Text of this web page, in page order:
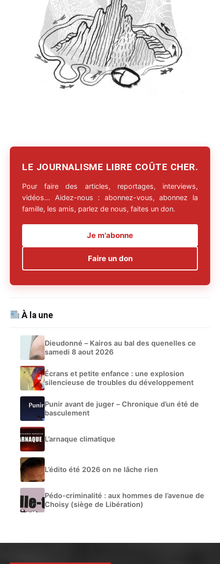
LE JOURNALISME LIBRE COÛTE CHER.
Pour faire des articles, reportages, interviews,
vidéos… Aidez-nous : abonnez-vous, abonnez la
famille, les amis, parlez de nous, faites un don.
Je m'abonne
Faire un don
À la une
Dieudonné – Kairos au bal des quenelles ce
samedi 8 aout 2026
Écrans et petite enfance : une explosion
silencieuse de troubles du développement
Punir avant de juger – Chronique d’un été de
basculement
L’arnaque climatique
L’édito été 2026 on ne lâche rien
Pédo-criminalité : aux hommes de l’avenue de
Choisy (siège de Libération)